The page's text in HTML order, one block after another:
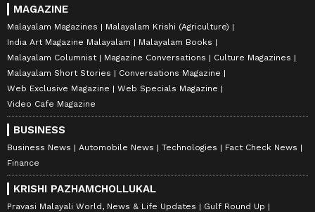
MAGAZINE
Malayalam Magazines
Malayalam Krishi (Agriculture)
India Art Magazine Malayalam
Malayalam Books
Malayalam Columnist
Magazine Conversations
Culture Magazines
Malayalam Short Stories
Conversations Magazine
Web Exclusive Magazine
Web Specials Magazine
Video Cafe Magazine
BUSINESS
Business News Automobile News Technologies
Fact Check News
Finance
KRISHI PAZHAMCHOLLUKAL
Pravasi Malayali World, News & Life Updates Gulf Round Up